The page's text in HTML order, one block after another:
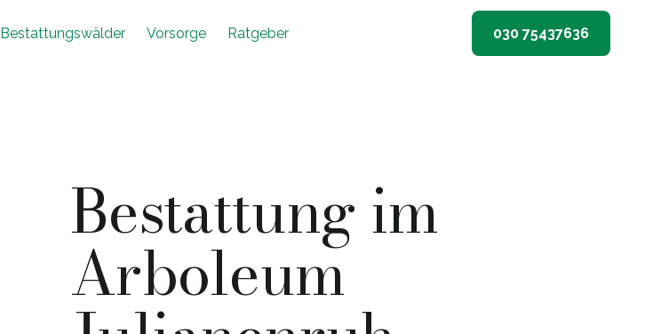
Bestattungswälder Vorsorge Ratgeber 030 75437636
Bestattung im
Arboleum